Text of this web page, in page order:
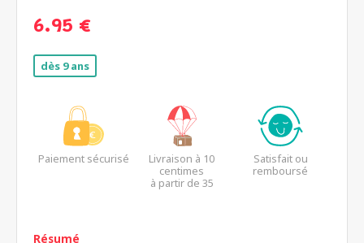
6.95 €
dès 9 ans
Paiement sécurisé
Livraison à 10
centimes
à partir de 35
Satisfait ou
remboursé
Résumé